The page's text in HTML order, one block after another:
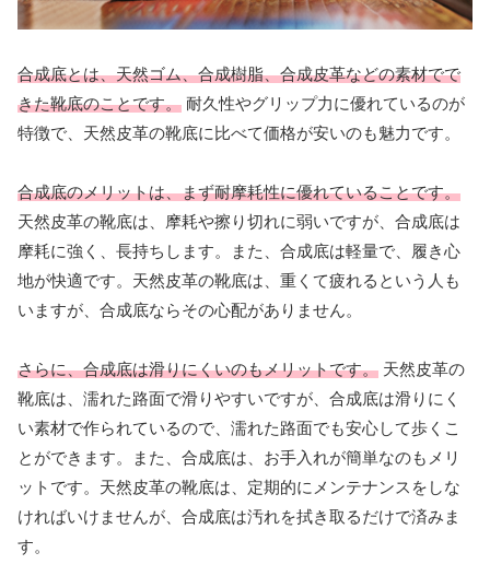
合成底とは、天然ゴム、合成樹脂、合成皮革などの素材でで
きた靴底のことです。 耐久性やグリップ力に優れているのが
特徴で、天然皮革の靴底に比べて価格が安いのも魅力です。
合成底のメリットは、まず耐摩耗性に優れていることです。
天然皮革の靴底は、摩耗や擦り切れに弱いですが、合成底は
摩耗に強く、長持ちします。また、合成底は軽量で、履き心
地が快適です。天然皮革の靴底は、重くて疲れるという人も
いますが、合成底ならその心配がありません。
さらに、合成底は滑りにくいのもメリットです。 天然皮革の
靴底は、濡れた路面で滑りやすいですが、合成底は滑りにく
い素材で作られているので、濡れた路面でも安心して歩くこ
とができます。また、合成底は、お手入れが簡単なのもメリ
ットです。天然皮革の靴底は、定期的にメンテナンスをしな
ければいけませんが、合成底は汚れを拭き取るだけで済みま
す。